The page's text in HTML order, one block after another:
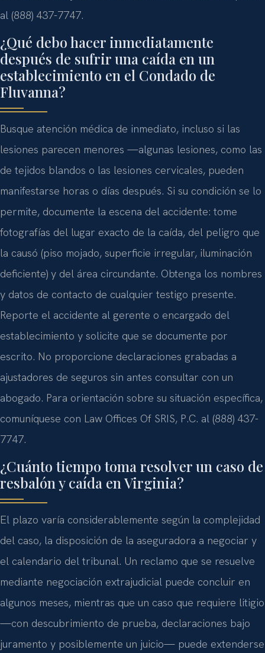
al (888) 437-7747.
¿Qué debo hacer inmediatamente
después de sufrir una caída en un
establecimiento en el Condado de
Fluvanna?
Busque atención médica de inmediato, incluso si las
lesiones parecen menores —algunas lesiones, como las
de tejidos blandos o las lesiones cervicales, pueden
manifestarse horas o días después. Si su condición se lo
permite, documente la escena del accidente: tome
fotografías del lugar exacto de la caída, del peligro que
la causó (piso mojado, superficie irregular, iluminación
deficiente) y del área circundante. Obtenga los nombres
y datos de contacto de cualquier testigo presente.
Reporte el accidente al gerente o encargado del
establecimiento y solicite que se documente por
escrito. No proporcione declaraciones grabadas a
ajustadores de seguros sin antes consultar con un
abogado. Para orientación sobre su situación específica,
comuníquese con Law Offices Of SRIS, P.C. al (888) 437-
7747.
¿Cuánto tiempo toma resolver un caso de
resbalón y caída en Virginia?
El plazo varía considerablemente según la complejidad
del caso, la disposición de la aseguradora a negociar y
el calendario del tribunal. Un reclamo que se resuelve
mediante negociación extrajudicial puede concluir en
algunos meses, mientras que un caso que requiere litigio
—con descubrimiento de prueba, declaraciones bajo
juramento y posiblemente un juicio— puede extenderse